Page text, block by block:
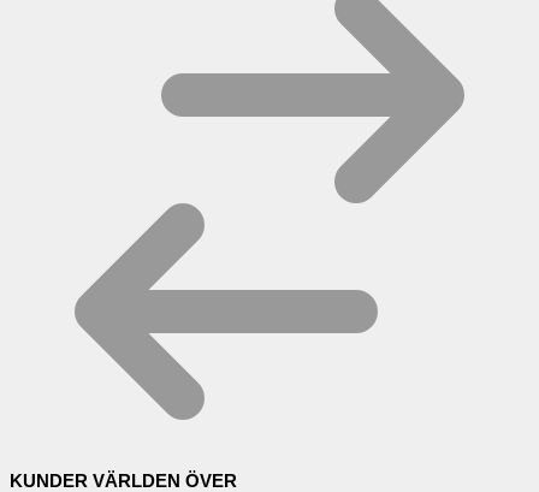
KUNDER VÄRLDEN ÖVER